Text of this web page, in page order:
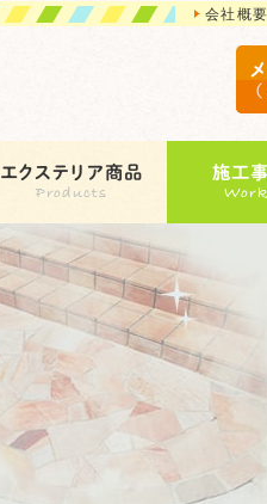
会社概要
エクステリア商品 施工